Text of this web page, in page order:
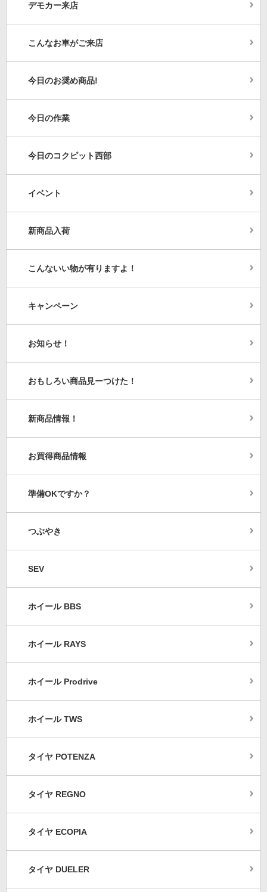
デモカー来店
こんなお車がご来店
今日のお奨め商品!
今日の作業
今日のコクピット西部
イベント
新商品入荷
こんないい物が有りますよ！
キャンペーン
お知らせ！
おもしろい商品見ーつけた！
新商品情報！
お買得商品情報
準備OKですか？
つぶやき
SEV
ホイール BBS
ホイール RAYS
ホイール Prodrive
ホイール TWS
タイヤ POTENZA
タイヤ REGNO
タイヤ ECOPIA
タイヤ DUELER